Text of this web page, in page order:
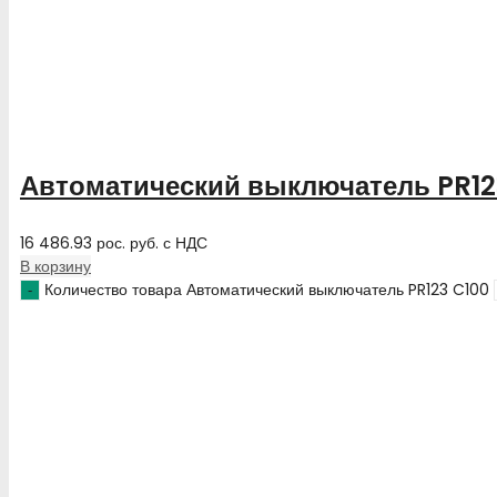
Автоматический выключатель
16 486.93 рос. руб. с НДС
В корзину
Количество товара Автоматический выключатель PR123 C100